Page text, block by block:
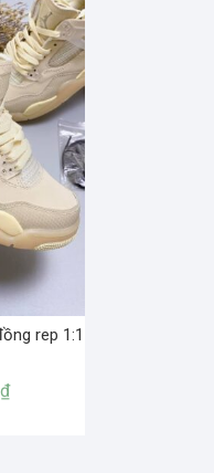
rep 1:1
₫